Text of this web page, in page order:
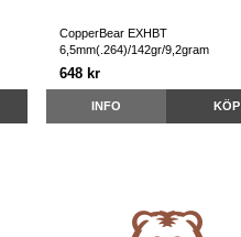
CopperBear EXHBT
6,5mm(.264)/142gr/9,2gram
648 kr
INFO KÖP